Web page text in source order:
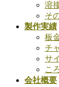
溶
そ
製作実績
板
チ
サ
こ
会社概要